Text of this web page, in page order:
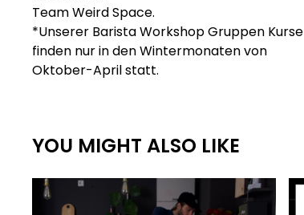
Team Weird Space.
*Unserer Barista Workshop Gruppen Kurse
finden nur in den Wintermonaten von
Oktober-April statt.
YOU MIGHT ALSO LIKE